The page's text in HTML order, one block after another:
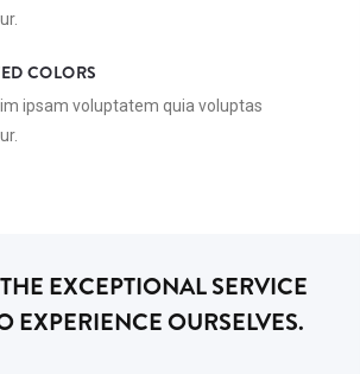
COLORS
ipsam voluptatem quia voluptas
EXCEPTIONAL SERVICE
EXPERIENCE OURSELVES.